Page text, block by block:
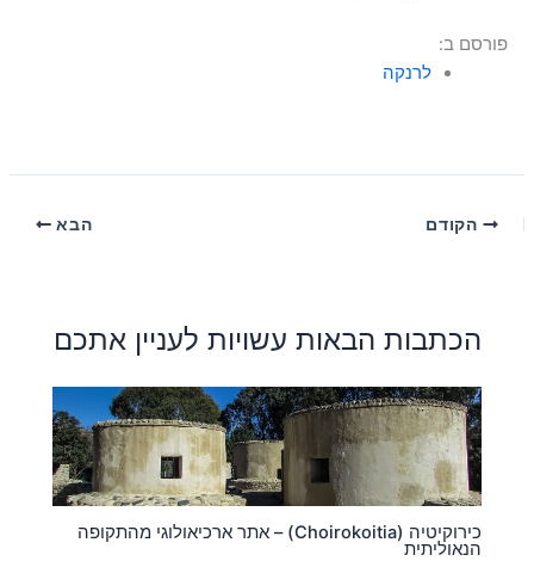
פורסם ב:
לרנקה
הקודם הבא
הכתבות הבאות עשויות לעניין אתכם
כירוקיטיה (Choirokoitia) – אתר ארכיאולוגי מהתקופה
הנאוליתית